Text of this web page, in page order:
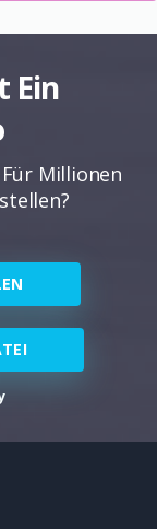
Ein
Millionen